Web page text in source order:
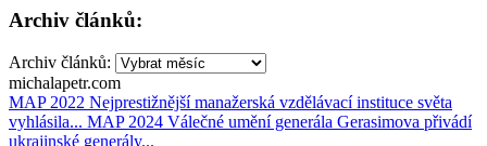
Archiv článků:
Archiv článků:
michalapetr.com
MAP 2022 Nejprestižnější manažerská vzdělávací instituce světa
vyhlásila... MAP 2024 Válečné umění generála Gerasimova přivádí
ukrajinské generály...